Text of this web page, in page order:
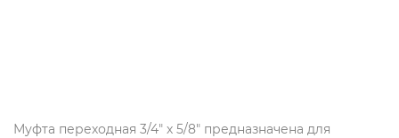
Муфта переходная 3/4" х 5/8" предназначена для